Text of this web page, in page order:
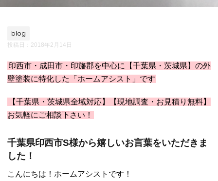
blog
投稿日： 2018年2月14日
印西市・成田市・印旛郡を中心に【千葉県・茨城県】の外
壁塗装に特化した「ホームアシスト」です
【千葉県・茨城県全域対応】【現地調査・お見積り無料】
お気軽にご相談下さい！
千葉県印西市S様から嬉しいお言葉をいただきま
した！
こんにちは！ホームアシストです！